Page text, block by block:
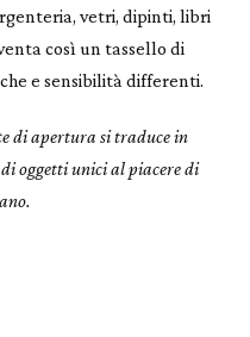
vetri, dipinti, libri
così un tassello di
e sensibilità differenti.
di apertura si traduce in
di oggetti unici al piacere di